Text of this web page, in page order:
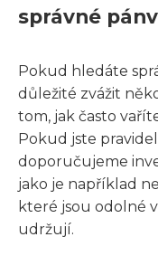
správné
Pokud hledáte
důležité zvážit
tom, jak často
Pokud jste
doporučujeme
jako je například
které jsou odolné
udržují.